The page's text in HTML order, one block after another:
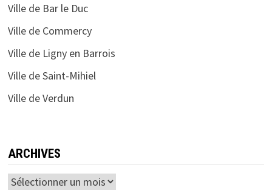
Ville de Bar le Duc
Ville de Commercy
Ville de Ligny en Barrois
Ville de Saint-Mihiel
Ville de Verdun
ARCHIVES
Archives